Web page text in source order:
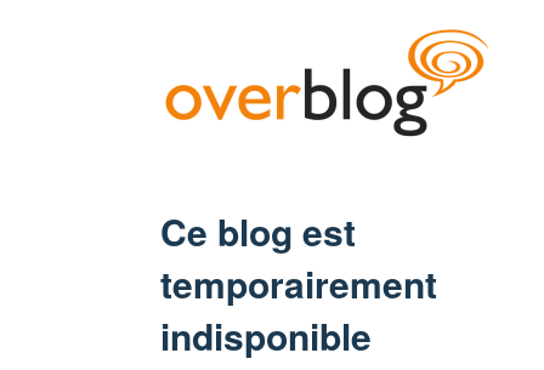
Ce blog est
temporairement
indisponible